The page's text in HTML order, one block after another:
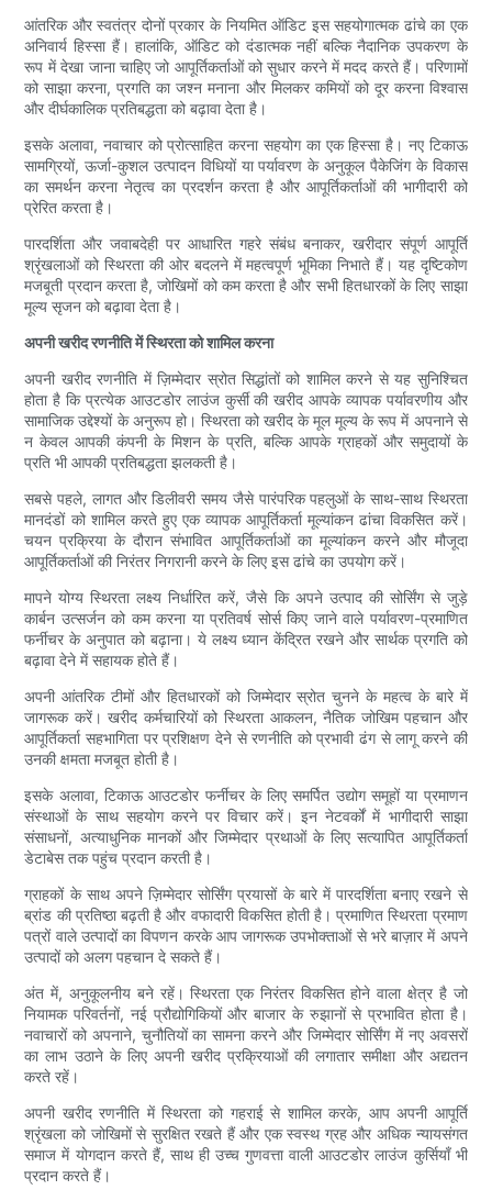
आंतरिक और स्वतंत्र दोनों प्रकार के नियमित ऑडिट इस सहयोगात्मक ढांचे का एक
अनिवार्य हिस्सा हैं। हालांकि, ऑडिट को दंडात्मक नहीं बल्कि नैदानिक ​​उपकरण के
रूप में देखा जाना चाहिए जो आपूर्तिकर्ताओं को सुधार करने में मदद करते हैं। परिणामों
को साझा करना, प्रगति का जश्न मनाना और मिलकर कमियों को दूर करना विश्वास
और दीर्घकालिक प्रतिबद्धता को बढ़ावा देता है।
इसके अलावा, नवाचार को प्रोत्साहित करना सहयोग का एक हिस्सा है। नए टिकाऊ
सामग्रियों, ऊर्जा-कुशल उत्पादन विधियों या पर्यावरण के अनुकूल पैकेजिंग के विकास
का समर्थन करना नेतृत्व का प्रदर्शन करता है और आपूर्तिकर्ताओं की भागीदारी को
प्रेरित करता है।
पारदर्शिता और जवाबदेही पर आधारित गहरे संबंध बनाकर, खरीदार संपूर्ण आपूर्ति
श्रृंखलाओं को स्थिरता की ओर बदलने में महत्वपूर्ण भूमिका निभाते हैं। यह दृष्टिकोण
मजबूती प्रदान करता है, जोखिमों को कम करता है और सभी हितधारकों के लिए साझा
मूल्य सृजन को बढ़ावा देता है।
अपनी खरीद रणनीति में स्थिरता को शामिल करना
अपनी खरीद रणनीति में ज़िम्मेदार स्रोत सिद्धांतों को शामिल करने से यह सुनिश्चित
होता है कि प्रत्येक आउटडोर लाउंज कुर्सी की खरीद आपके व्यापक पर्यावरणीय और
सामाजिक उद्देश्यों के अनुरूप हो। स्थिरता को खरीद के मूल मूल्य के रूप में अपनाने से
न केवल आपकी कंपनी के मिशन के प्रति, बल्कि आपके ग्राहकों और समुदायों के
प्रति भी आपकी प्रतिबद्धता झलकती है।
सबसे पहले, लागत और डिलीवरी समय जैसे पारंपरिक पहलुओं के साथ-साथ स्थिरता
मानदंडों को शामिल करते हुए एक व्यापक आपूर्तिकर्ता मूल्यांकन ढांचा विकसित करें।
चयन प्रक्रिया के दौरान संभावित आपूर्तिकर्ताओं का मूल्यांकन करने और मौजूदा
आपूर्तिकर्ताओं की निरंतर निगरानी करने के लिए इस ढांचे का उपयोग करें।
मापने योग्य स्थिरता लक्ष्य निर्धारित करें, जैसे कि अपने उत्पाद की सोर्सिंग से जुड़े
कार्बन उत्सर्जन को कम करना या प्रतिवर्ष सोर्स किए जाने वाले पर्यावरण-प्रमाणित
फर्नीचर के अनुपात को बढ़ाना। ये लक्ष्य ध्यान केंद्रित रखने और सार्थक प्रगति को
बढ़ावा देने में सहायक होते हैं।
अपनी आंतरिक टीमों और हितधारकों को जिम्मेदार स्रोत चुनने के महत्व के बारे में
जागरूक करें। खरीद कर्मचारियों को स्थिरता आकलन, नैतिक जोखिम पहचान और
आपूर्तिकर्ता सहभागिता पर प्रशिक्षण देने से रणनीति को प्रभावी ढंग से लागू करने की
उनकी क्षमता मजबूत होती है।
इसके अलावा, टिकाऊ आउटडोर फर्नीचर के लिए समर्पित उद्योग समूहों या प्रमाणन
संस्थाओं के साथ सहयोग करने पर विचार करें। इन नेटवर्कों में भागीदारी साझा
संसाधनों, अत्याधुनिक मानकों और जिम्मेदार प्रथाओं के लिए सत्यापित आपूर्तिकर्ता
डेटाबेस तक पहुंच प्रदान करती है।
ग्राहकों के साथ अपने ज़िम्मेदार सोर्सिंग प्रयासों के बारे में पारदर्शिता बनाए रखने से
ब्रांड की प्रतिष्ठा बढ़ती है और वफादारी विकसित होती है। प्रमाणित स्थिरता प्रमाण
पत्रों वाले उत्पादों का विपणन करके आप जागरूक उपभोक्ताओं से भरे बाज़ार में अपने
उत्पादों को अलग पहचान दे सकते हैं।
अंत में, अनुकूलनीय बने रहें। स्थिरता एक निरंतर विकसित होने वाला क्षेत्र है जो
नियामक परिवर्तनों, नई प्रौद्योगिकियों और बाजार के रुझानों से प्रभावित होता है।
नवाचारों को अपनाने, चुनौतियों का सामना करने और जिम्मेदार सोर्सिंग में नए अवसरों
का लाभ उठाने के लिए अपनी खरीद प्रक्रियाओं की लगातार समीक्षा और अद्यतन
करते रहें।
अपनी खरीद रणनीति में स्थिरता को गहराई से शामिल करके, आप अपनी आपूर्ति
श्रृंखला को जोखिमों से सुरक्षित रखते हैं और एक स्वस्थ ग्रह और अधिक न्यायसंगत
समाज में योगदान करते हैं, साथ ही उच्च गुणवत्ता वाली आउटडोर लाउंज कुर्सियाँ भी
प्रदान करते हैं।